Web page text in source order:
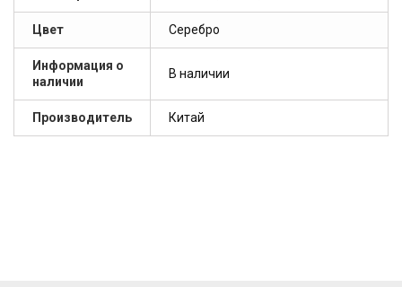
Цвет Серебро
Информация о
наличии
В наличии
Производитель Китай